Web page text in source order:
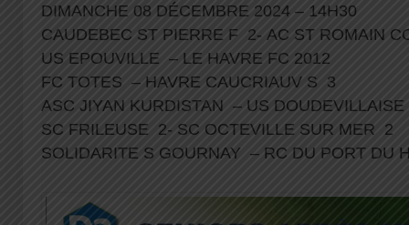
DIMANCHE 08 DÉCEMBRE 2024 – 14H30
CAUDEBEC ST PIERRE F 2- AC ST ROMAIN
US EPOUVILLE – LE HAVRE FC 2012
FC TOTES – HAVRE CAUCRIAUV S 3
ASC JIYAN KURDISTAN – US
SC FRILEUSE 2- SC OCTEVILLE SUR MER 2
SOLIDARITE S GOURNAY – RC DU PORT DU